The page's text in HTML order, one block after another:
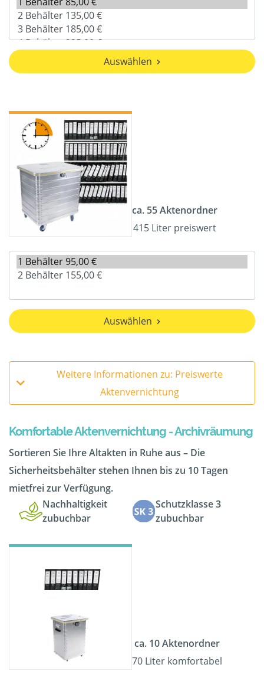
Auswählen
ca. 55 Aktenordner
415 Liter preiswert
Auswählen
Weitere Informationen zu: Preiswerte
Aktenvernichtung
Komfortable Aktenvernichtung - Archivräumung
Sortieren Sie Ihre Altakten in Ruhe aus – Die
Sicherheitsbehälter stehen Ihnen bis zu 10 Tagen
mietfrei zur Verfügung.
Nachhaltigkeit
zubuchbar
Schutzklasse 3
zubuchbar
ca. 10 Aktenordner
70 Liter komfortabel